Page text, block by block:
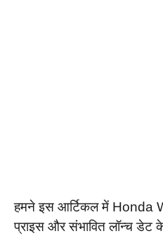
हमने इस आर्टिकल में Honda
प्राइस और संभावित लॉन्च डेट के